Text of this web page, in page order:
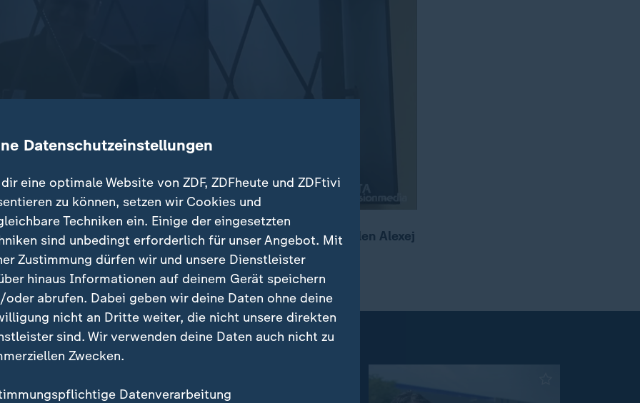
vier weitere Länder werfen Russland vor, den Oppositionellen Alexej
einem russischen Straflager vergiftet zu haben.
Datenschutzeinstellungen
eine optimale Website von ZDF, ZDFheute und ZDFtivi
zu können, setzen wir Cookies und
Techniken ein. Einige der eingesetzten
sind unbedingt erforderlich für unser Angebot. Mit
Zustimmung dürfen wir und unsere Dienstleister
hinaus Informationen auf deinem Gerät speichern
oder abrufen. Dabei geben wir deine Daten ohne deine
nicht an Dritte weiter, die nicht unsere direkten
sind. Wir verwenden deine Daten auch nicht zu
Zwecken.
Datenverarbeitung